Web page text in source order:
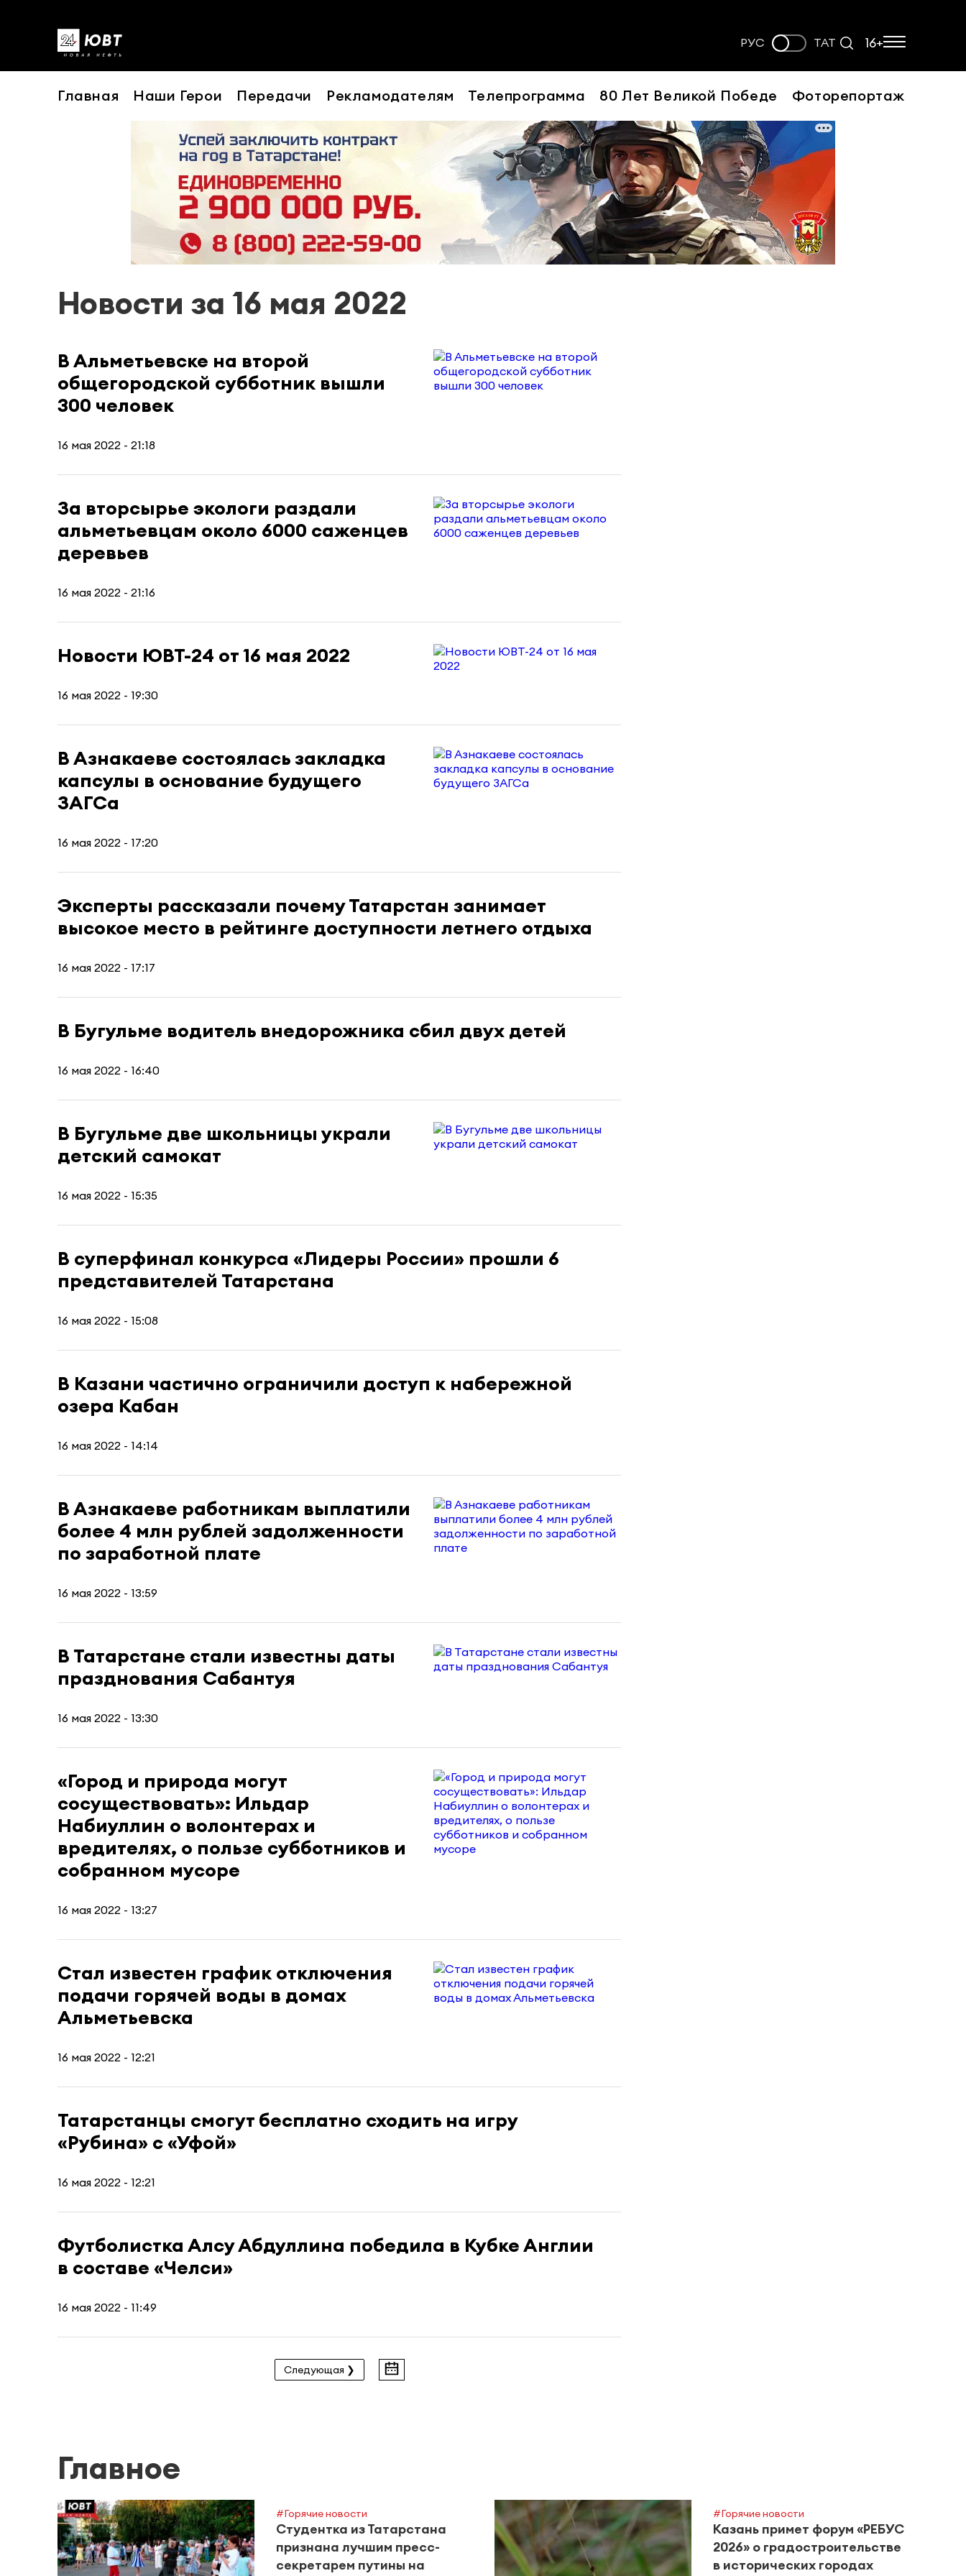
РУС ТАТ 16+
Главная Наши Герои Передачи Рекламодателям Телепрограмма 80 Лет Великой Победе Фоторепортаж
Новости за 16 мая 2022
В Альметьевске на второй
общегородской субботник вышли
300 человек
16 мая 2022 - 21:18
За вторсырье экологи раздали
альметьевцам около 6000 саженцев
деревьев
16 мая 2022 - 21:16
Новости ЮВТ-24 от 16 мая 2022
16 мая 2022 - 19:30
В Азнакаеве состоялась закладка
капсулы в основание будущего
ЗАГСа
16 мая 2022 - 17:20
Эксперты рассказали почему Татарстан занимает
высокое место в рейтинге доступности летнего отдыха
16 мая 2022 - 17:17
В Бугульме водитель внедорожника сбил двух детей
16 мая 2022 - 16:40
В Бугульме две школьницы украли
детский самокат
16 мая 2022 - 15:35
В суперфинал конкурса «Лидеры России» прошли 6
представителей Татарстана
16 мая 2022 - 15:08
В Казани частично ограничили доступ к набережной
озера Кабан
16 мая 2022 - 14:14
В Азнакаеве работникам выплатили
более 4 млн рублей задолженности
по заработной плате
16 мая 2022 - 13:59
В Татарстане стали известны даты
празднования Сабантуя
16 мая 2022 - 13:30
«Город и природа могут
сосуществовать»: Ильдар
Набиуллин о волонтерах и
вредителях, о пользе субботников и
собранном мусоре
16 мая 2022 - 13:27
Стал известен график отключения
подачи горячей воды в домах
Альметьевска
16 мая 2022 - 12:21
Татарстанцы смогут бесплатно сходить на игру
«Рубина» с «Уфой»
16 мая 2022 - 12:21
Футболистка Алсу Абдуллина победила в Кубке Англии
в составе «Челси»
16 мая 2022 - 11:49
Следующая ❯
Главное
#Горячие новости
Студентка из Татарстана
признана лучшим пресс-
секретарем путины на
#Горячие новости
Казань примет форум «РЕБУС
2026» о градостроительстве
в исторических городах